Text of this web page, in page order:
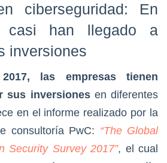
ciberseguridad: En
casi han llegado a
inversiones
las empresas tienen
sus inversionesen diferentes
en el informe realizado por la
consultoría PwC: “The Global
Security Survey 2017”, el cual